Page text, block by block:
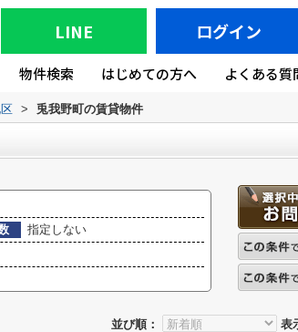
LINE ログイン
物件検索 はじめての方へ よくある質
> 兎我野町の賃貸物件
指定しない
並び順： 表